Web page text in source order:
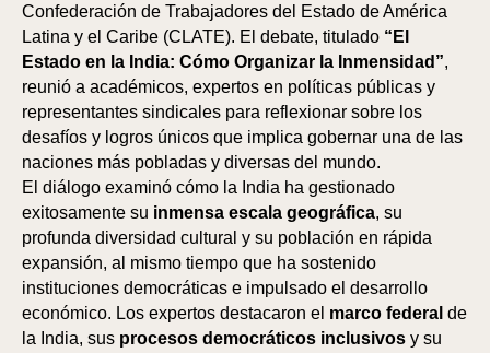
Confederación de Trabajadores del Estado de América
Latina y el Caribe (CLATE). El debate, titulado “El
Estado en la India: Cómo Organizar la Inmensidad”,
reunió a académicos, expertos en políticas públicas y
representantes sindicales para reflexionar sobre los
desafíos y logros únicos que implica gobernar una de las
naciones más pobladas y diversas del mundo.
El diálogo examinó cómo la India ha gestionado
exitosamente su inmensa escala geográfica, su
profunda diversidad cultural y su población en rápida
expansión, al mismo tiempo que ha sostenido
instituciones democráticas e impulsado el desarrollo
económico. Los expertos destacaron el marco federal de
la India, sus procesos democráticos inclusivos y su